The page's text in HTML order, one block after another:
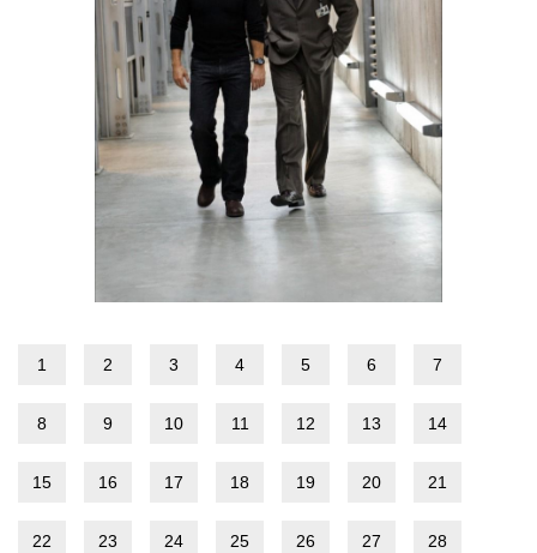
1 2 3 4 5 6 7
8 9 10 11 12 13 14
15 16 17 18 19 20 21
22 23 24 25 26 27 28